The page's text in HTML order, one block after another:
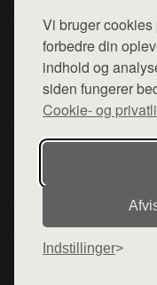
Vi bruger
forbedre din
indhold og
siden fungerer
Cookie- og
Indstillinger
Top Rabatter
Blog
Kontakt
Denne side er en del
hjemmesider med
diverse webshops. Der
henviser til de shops,
varerne på lager.